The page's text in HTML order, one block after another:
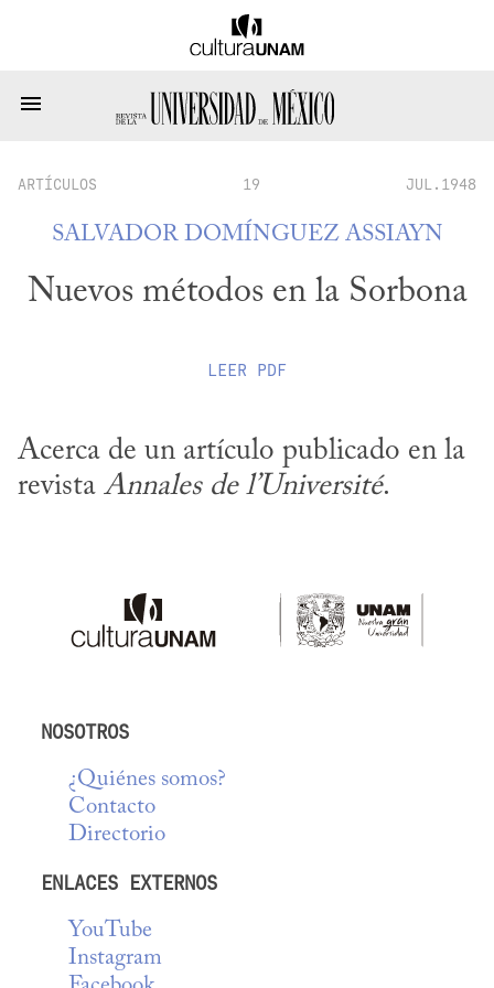
ARTÍCULOS 19 JUL.1948
SALVADOR DOMÍNGUEZ ASSIAYN
Nuevos métodos en la Sorbona
LEER PDF
Acerca de un artículo publicado en la
revista Annales de l’Université.
NOSOTROS
¿Quiénes somos?
Contacto
Directorio
ENLACES EXTERNOS
YouTube
Instagram